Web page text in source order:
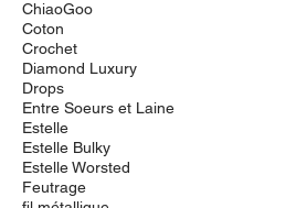
ChiaoGoo
Coton
Crochet
Diamond Luxury
Drops
Entre Soeurs et Laine
Estelle
Estelle Bulky
Estelle Worsted
Feutrage